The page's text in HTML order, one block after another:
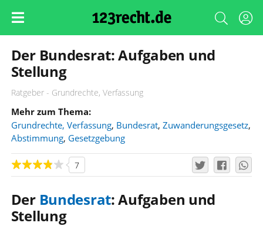
Der Bundesrat: Aufgaben und
Stellung
Ratgeber - Grundrechte, Verfassung
Mehr zum Thema:
Grundrechte, Verfassung, Bundesrat, Zuwanderungsgesetz,
Abstimmung, Gesetzgebung
7
Der Bundesrat: Aufgaben und
Stellung